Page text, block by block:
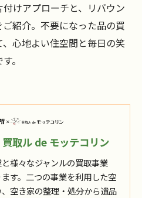
けアプローチと、リバウン
紹介。不要になった品の買
心地よい住空間と毎日の笑
。
取ル de モッテコリン
様々なジャンルの買取事業
す。二つの事業を利用した空
空き家の整理・処分から遺品